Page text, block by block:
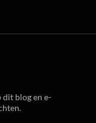
dit blog en e-